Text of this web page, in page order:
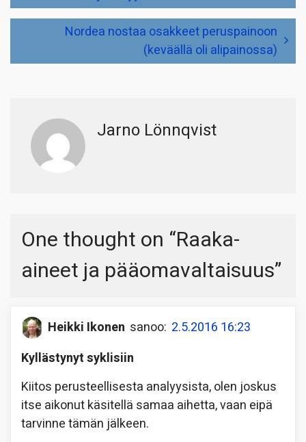
Nordea nostaa osakkeet peruspainoon
(keväällä oli alipainossa)
Jarno Lönnqvist
One thought on “Raaka-
aineet ja pääomavaltaisuus”
Heikki Ikonen sanoo: 2.5.2016 16:23
Kyllästynyt syklisiin
Kiitos perusteellisesta analyysista, olen joskus
itse aikonut käsitellä samaa aihetta, vaan eipä
tarvinne tämän jälkeen.